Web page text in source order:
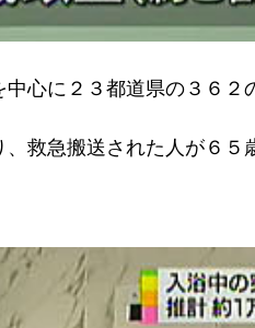
心に２３都道県の３６２
救急搬送された人が６５